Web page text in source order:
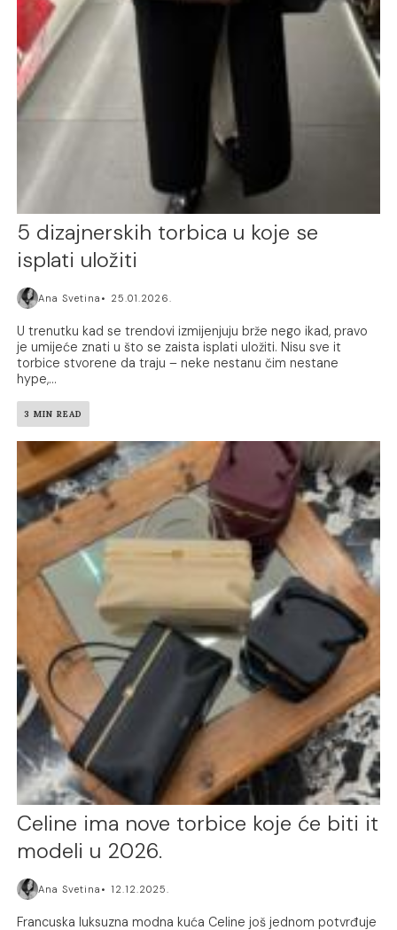
5 dizajnerskih torbica u koje se
isplati uložiti
Ana Svetina 25.01.2026.
U trenutku kad se trendovi izmijenjuju brže nego ikad, pravo
je umijeće znati u što se zaista isplati uložiti. Nisu sve it
torbice stvorene da traju – neke nestanu čim nestane
hype,...
3 MIN READ
Celine ima nove torbice koje će biti it
modeli u 2026.
Ana Svetina 12.12.2025.
Francuska luksuzna modna kuća Celine još jednom potvrđuje